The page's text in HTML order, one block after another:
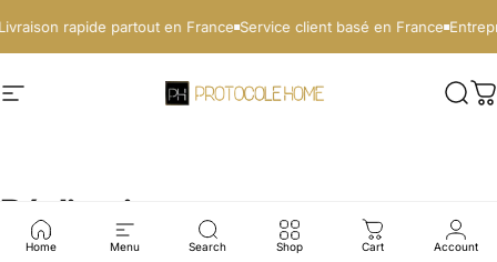
rapide partout en France Service client basé en France
Navigation Protocole Pro
Home Menu Search Shop Cart Account
Réalisations